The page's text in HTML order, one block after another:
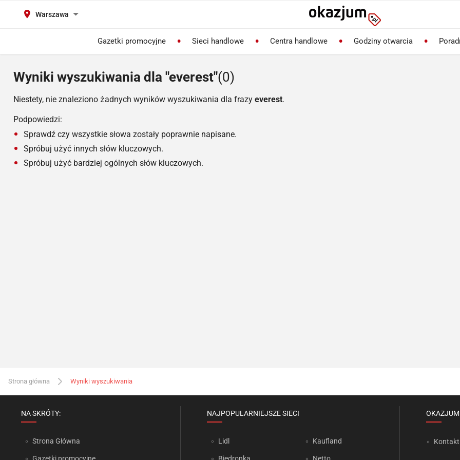
Warszawa
Gazetki promocyjne Sieci handlowe Centra handlowe Godziny otwarcia
Wyniki wyszukiwania dla "everest"(0)
Niestety, nie znaleziono żadnych wyników wyszukiwania dla frazy everest.
Podpowiedzi:
Sprawdź czy wszystkie słowa zostały poprawnie napisane.
Spróbuj użyć innych słów kluczowych.
Spróbuj użyć bardziej ogólnych słów kluczowych.
Strona główna Wyniki wyszukiwania
NA SKRÓTY:
Strona Główna
NAJPOPULARNIEJSZE SIECI
Lidl Kaufland Kontakt